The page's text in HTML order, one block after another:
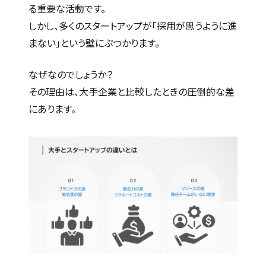
る重要な活動です。
しかし、多くのスタートアップが「採用が思うように進
まない」という壁にぶつかります。
なぜなのでしょうか？
その理由は、大手企業と比較したときの圧倒的な差
にあります。